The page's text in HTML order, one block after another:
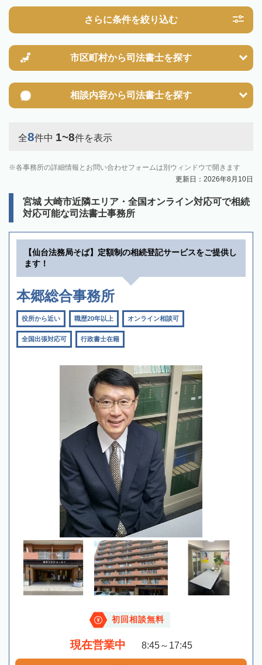
さらに条件を絞り込む
市区町村から司法書士を探す
相談内容から司法書士を探す
全8件中 1~8件を表示
各事務所の詳細情報とお問い合わせフォームは別ウィンドウで開きます
更新日：2026年8月10日
宮城 大崎市近隣エリア・全国オンライン対応可で相続
対応可能な司法書士事務所
【仙台法務局そば】定額制の相続登記サービスをご提供し
ます！
本郷総合事務所
役所から近い 職歴20年以上 オンライン相談可
全国出張対応可 行政書士在籍
初回相談無料
現在営業中 8:45～17:45